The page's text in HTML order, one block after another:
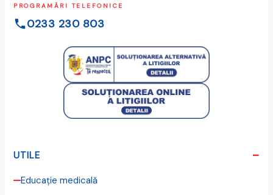
PROGRAMĂRI TELEFONICE
0233 230 803
UTILE
Educație medicală